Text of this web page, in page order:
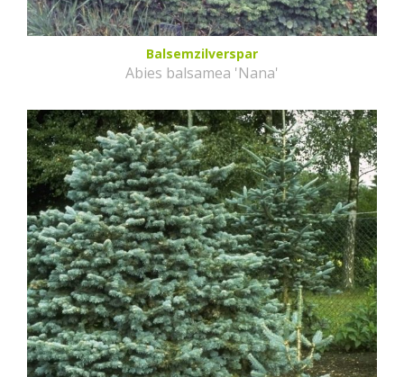
Balsemzilverspar
Abies balsamea 'Nana'